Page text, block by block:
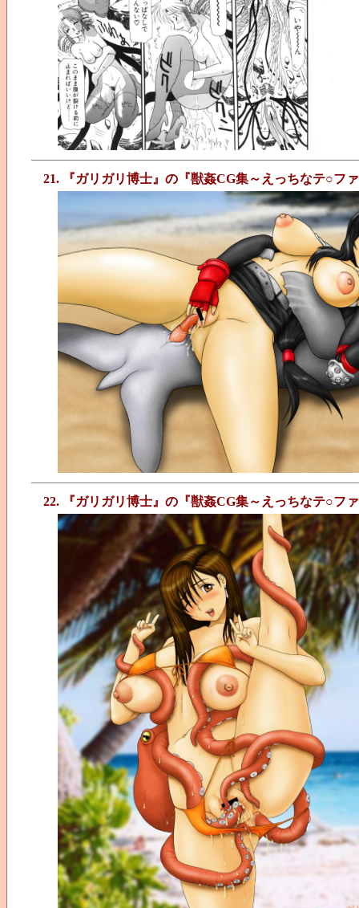
21. 『ガリガリ博士』の『獣姦CG集～えっちなテ○フ
22. 『ガリガリ博士』の『獣姦CG集～えっちなテ○フ